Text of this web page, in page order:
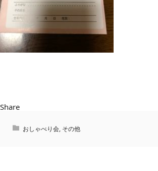
Share
おしゃべり会, その他